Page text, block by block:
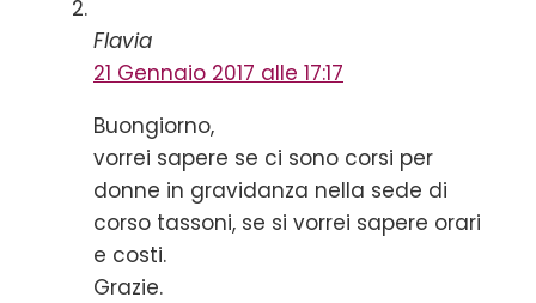
Flavia
21 Gennaio 2017 alle 17:17
Buongiorno,
vorrei sapere se ci sono corsi per
donne in gravidanza nella sede di
corso tassoni, se si vorrei sapere orari
e costi.
Grazie.